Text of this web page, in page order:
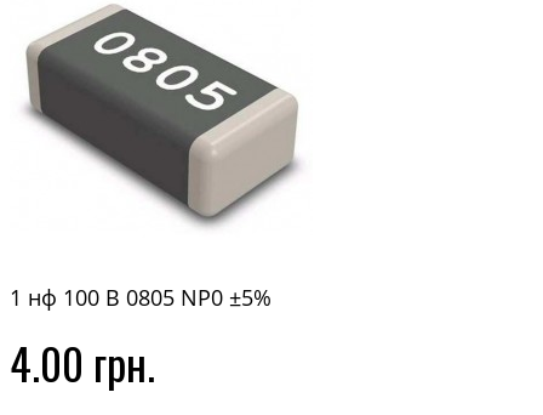
1 нф 100 В 0805 NP0 ±5%
4.00 грн.